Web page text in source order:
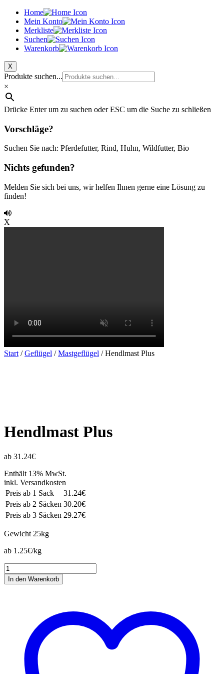
Home
Mein Konto
Merkliste
Suchen
Warenkorb
X
Produkte suchen...
×
Drücke Enter um zu suchen oder ESC um die Suche zu schließen
Vorschläge?
Suchen Sie nach: Pferdefutter, Rind, Huhn, Wildfutter, Bio
Nichts gefunden?
Melden Sie sich bei uns, wir helfen Ihnen gerne eine Lösung zu
finden!
X
Start /Geflügel /Mastgeflügel / Hendlmast Plus
Hendlmast Plus
ab 31.24€
Enthält 13% MwSt.
inkl. Versandkosten
Preis ab 1 Sack
31.24€
Preis ab 2 Säcken 30.20€
Preis ab 3 Säcken 29.27€
Gewicht 25kg
ab 1.25€/kg
Hendlmast
Plus
Menge
In den Warenkorb